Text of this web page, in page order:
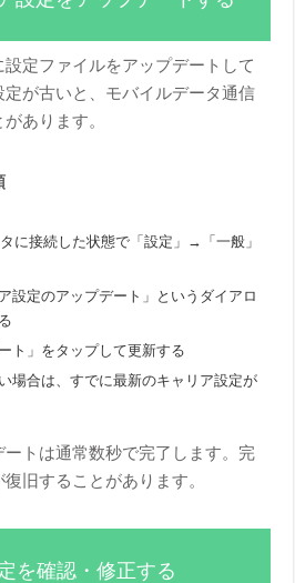
定ファイルをアップデートして
が古いと、モバイルデータ通信
あります。
に接続した状態で「設定」→「一般」
設定のアップデート」というダイアロ
ト」をタップして更新する
場合は、すでに最新のキャリア設定が
トは通常数秒で完了します。完
旧することがあります。
を確認・修正する